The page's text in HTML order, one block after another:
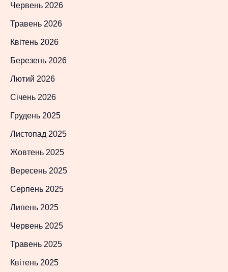
Червень 2026
Травень 2026
Квітень 2026
Березень 2026
Лютий 2026
Січень 2026
Грудень 2025
Листопад 2025
Жовтень 2025
Вересень 2025
Серпень 2025
Липень 2025
Червень 2025
Травень 2025
Квітень 2025